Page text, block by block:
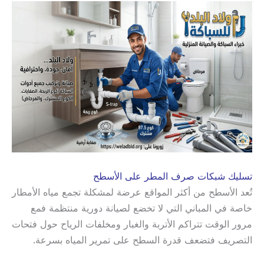
تسليك شبكات صرف المطر على الأسطح
تُعد الأسطح من أكثر المواقع عرضة لمشكلة تجمع مياه الأمطار
خاصة في المباني التي لا تخضع لصيانة دورية منتظمة فمع
مرور الوقت تتراكم الأتربة والغبار ومخلفات الرياح حول فتحات
التصريف فتضعف قدرة السطح على تمرير المياه بسرعة.